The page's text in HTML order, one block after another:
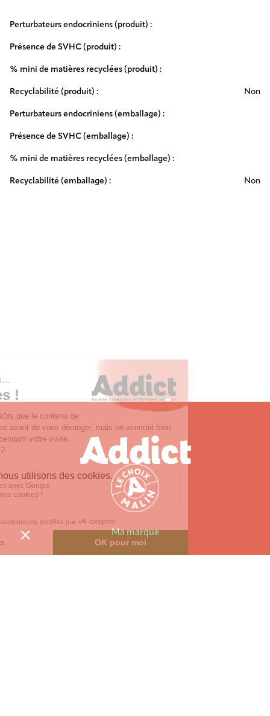
Perturbateurs endocriniens (produit) :
Présence de SVHC (produit) :
% mini de matières recyclées (produit) :
Recyclabilité (produit) : Non
Perturbateurs endocriniens (emballage) :
Présence de SVHC (emballage) :
% mini de matières recyclées (emballage) :
Recyclabilité (emballage) : Non
Ma marque